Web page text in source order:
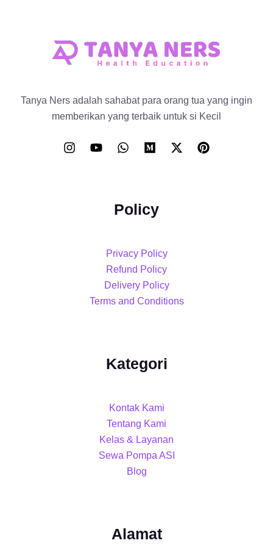
Tanya Ners adalah sahabat para orang tua yang ingin
memberikan yang terbaik untuk si Kecil
Policy
Privacy Policy
Refund Policy
Delivery Policy
Terms and Conditions
Kategori
Kontak Kami
Tentang Kami
Kelas & Layanan
Sewa Pompa ASI
Blog
Alamat